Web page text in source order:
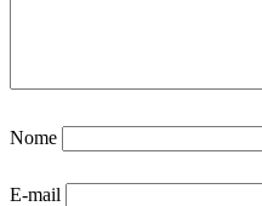
Nome
E-mail